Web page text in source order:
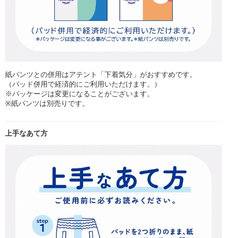
紙パンツとの併用はアテント「下着気分」がおすすめです。
（パッド併用で経済的にご利用いただけます。）
※パッケージは変更になることがございます。
※紙パンツは別売りです。
上手なあて方